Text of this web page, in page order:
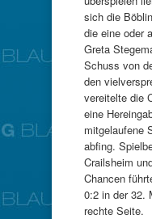
sich die
die eine oder
Greta
Schuss von
den
vereitelte die
eine
mitgelaufene
abfing.
Crailsheim
Chancen
0:2 in der 32.
rechte Seite.